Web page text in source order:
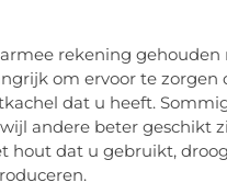
rekening
om ervoor te
dat u heeft.
andere beter geschikt
hout dat u gebruikt,